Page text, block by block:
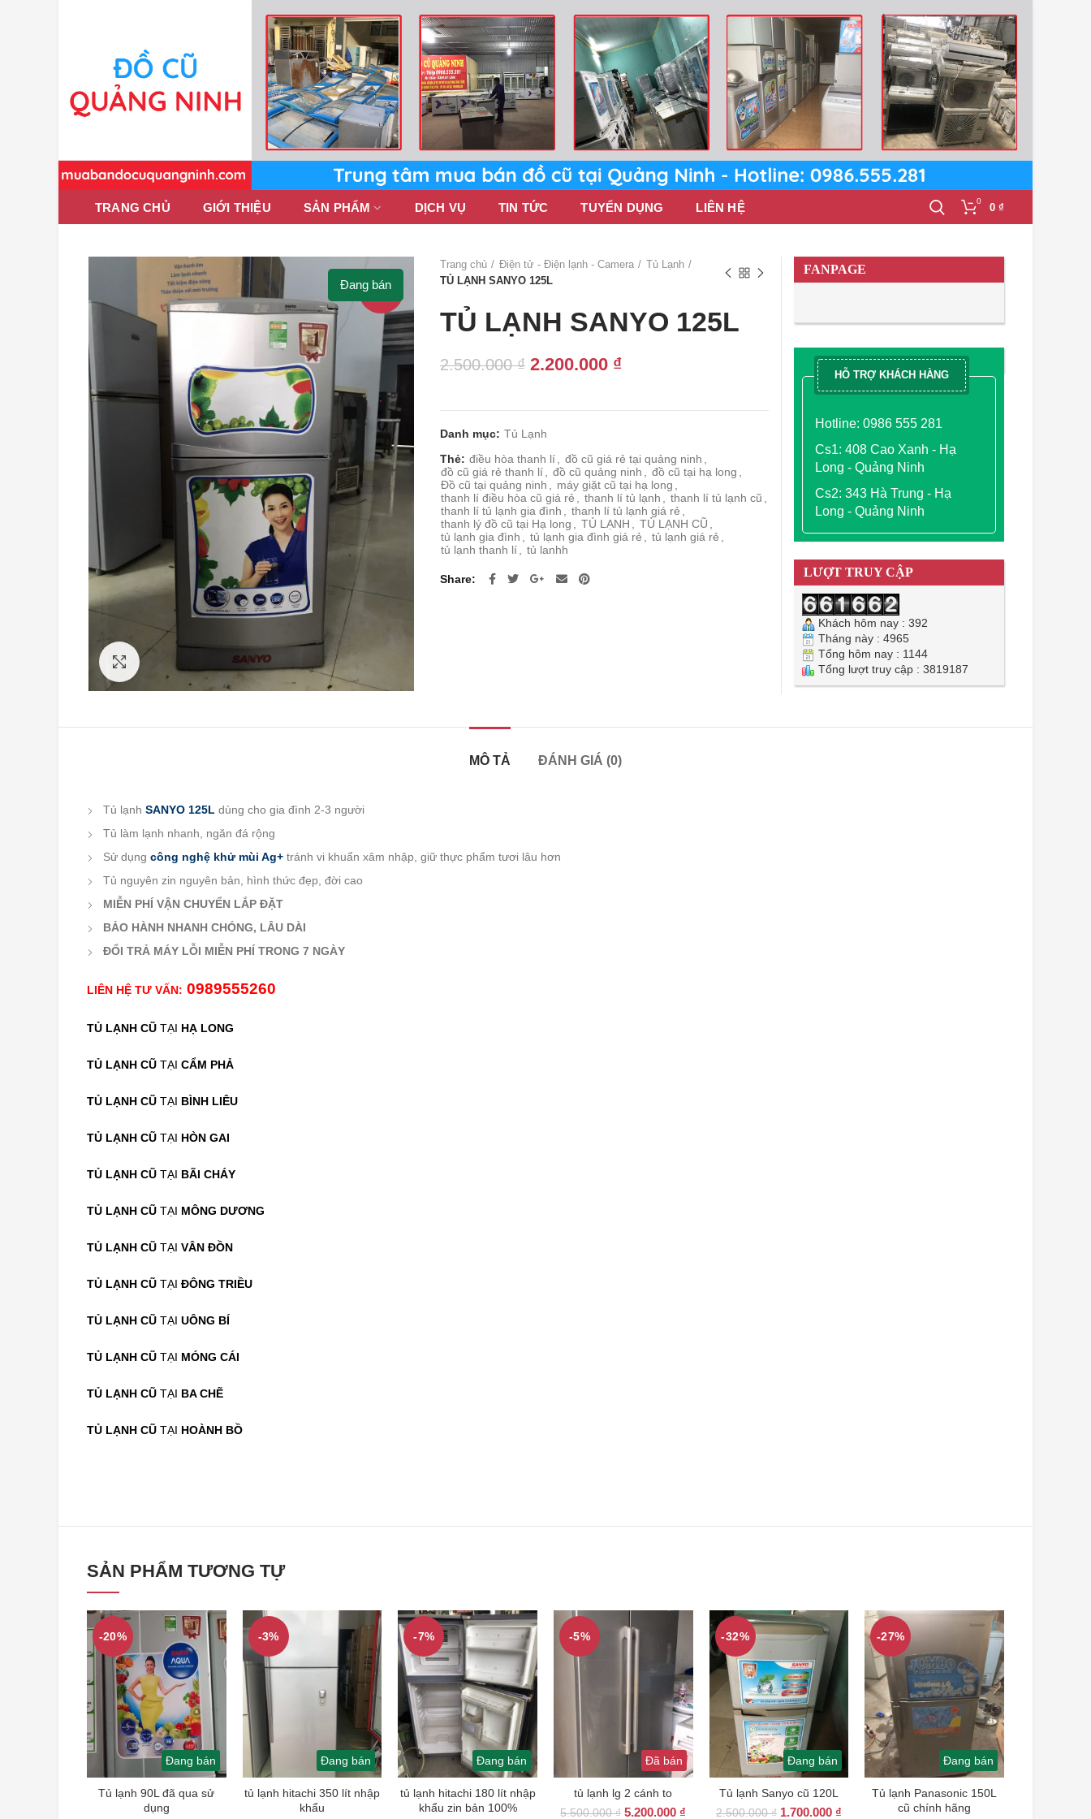
TRANG CHỦ GIỚI THIỆU SẢN PHẨM DỊCH VỤ TIN TỨC TUYỂN DỤNG LIÊN HỆ 0 0 ₫
-12%
Click to enlarge
Đang bán
Trang chủ Điện tử - Điện lạnh - Camera
Tủ Lạnh
TỦ LẠNH SANYO 125L
TỦ LẠNH SANYO 125L
2.500.000₫ Giá
là:
2.500.000 ₫.
2.200.000 ₫Giá
tại
Danh mục: Tủ Lạnh
Thẻ: điều hòa thanh lí đồ cũ giá rẻ tại quảng ninh
đồ cũ giá rẻ thanh lí
đồ cũ quảng ninh đồ cũ tại hạ long
Đồ cũ tại quảng ninh
máy giặt cũ tại hạ long
thanh lí điều hòa cũ giá rẻ
thanh lí tủ lạnh thanh lí tủ lạnh cũ
thanh lí tủ lạnh gia đình
thanh lí tủ lạnh giá rẻ
thanh lý đồ cũ tại Hạ long
TỦ LẠNH TỦ LẠNH CŨ
tủ lạnh gia đình
tủ lạnh gia đình giá rẻ tủ lạnh giá rẻ
tủ lạnh thanh lí
tủ lanhh
Share
FANPAGE
HỖ TRỢ KHÁCH HÀNG
Hotline: 0986 555 281
Cs1: 408 Cao Xanh - Hạ
Long - Quảng Ninh
Cs2: 343 Hà Trung - Hạ
Long - Quảng Ninh
LƯỢT TRUY CẬP
Khách hôm nay : 392
Tháng này : 4965
Tổng hôm nay : 1144
Tổng lượt truy cập : 3819187
MÔ TẢ ĐÁNH GIÁ (0)
Tủ lạnh SANYO 125L dùng cho gia đình 2-3 người
Tủ làm lạnh nhanh, ngăn đá rộng
Sử dụng công nghệ khử mùi Ag+ tránh vi khuẩn xâm nhập, giữ thực phẩm tươi lâu hơn
Tủ nguyên zin nguyên bản, hình thức đẹp, đời cao
MIỄN PHÍ VẬN CHUYỂN LẮP ĐẶT
BẢO HÀNH NHANH CHÓNG, LÂU DÀI
ĐỔI TRẢ MÁY LỖI MIỄN PHÍ TRONG 7 NGÀY
LIÊN HỆ TƯ VẤN: 0989555260
TỦ LẠNH CŨ TẠI HẠ LONG
TỦ LẠNH CŨ TẠI CẨM PHẢ
TỦ LẠNH CŨ TẠI BÌNH LIÊU
TỦ LẠNH CŨ TẠI HÒN GAI
TỦ LẠNH CŨ TẠI BÃI CHÁY
TỦ LẠNH CŨ TẠI MÔNG DƯƠNG
TỦ LẠNH CŨ TẠI VÂN ĐỒN
TỦ LẠNH CŨ TẠI ĐÔNG TRIỀU
TỦ LẠNH CŨ TẠI UÔNG BÍ
TỦ LẠNH CŨ TẠI MÓNG CÁI
TỦ LẠNH CŨ TẠI BA CHẼ
TỦ LẠNH CŨ TẠI HOÀNH BỒ
SẢN PHẨM TƯƠNG TỰ
Đang bán
-20%
Tủ lạnh 90L đã qua sử
dụng
Đang bán
-3%
tủ lạnh hitachi 350 lít nhập
khẩu
Đang bán
-7%
tủ lạnh hitachi 180 lít nhập
khẩu zin bản 100%
Đã bán
-5%
tủ lạnh lg 2 cánh to
5.500.000₫ Giá
5.200.000 ₫
Đang bán
-32%
Tủ lạnh Sanyo cũ 120L
2.500.000₫ Giá
1.700.000 ₫Giá
Đang bán
-27%
Tủ lạnh Panasonic 150L
cũ chính hãng